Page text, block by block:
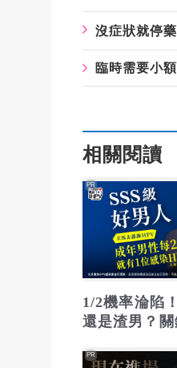
沒症狀就停
臨時需要小
相關閱讀
1/2機率淪陷
還是渣男？關
PR
PR